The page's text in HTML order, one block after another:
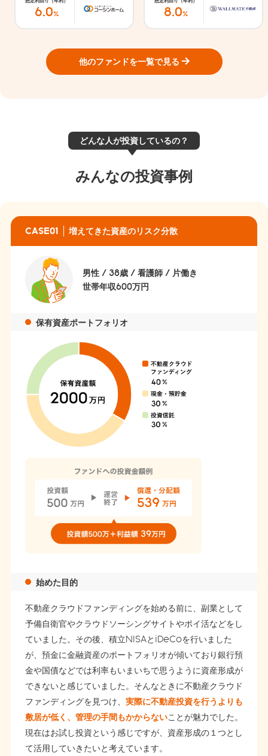
6.0% 8.0%
他のファンドを一覧で見る
どんな人が投資しているの？
みんなの投資事例
CASE01 増えてきた資産のリスク分散
男性 / 38歳 / 看護師 / 片働き
世帯年収600万円
保有資産ポートフォリオ
始めた目的
不動産クラウドファンディングを始める前に、副業として
予備自衛官やクラウドソーシングサイトやポイ活などをし
ていました。その後、積立NISAとiDeCoを行いました
が、預金に金融資産のポートフォリオが傾いており銀行預
金や国債などでは利率もいまいちで思うように資産形成が
できないと感じていました。そんなときに不動産クラウド
ファンディングを見つけ、 実際に不動産投資を行うよりも
敷居が低く、管理の手間もかからないことが魅力でした。
現在はお試し投資という感じですが、資産形成の１つとし
て活用していきたいと考えています。